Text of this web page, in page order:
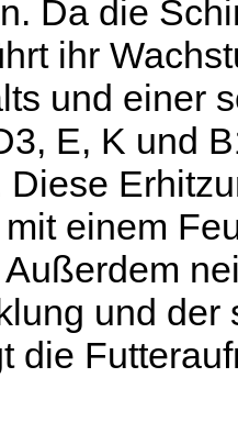
Da die
ihr
und einer
E, K und
Diese
einem
und der
die